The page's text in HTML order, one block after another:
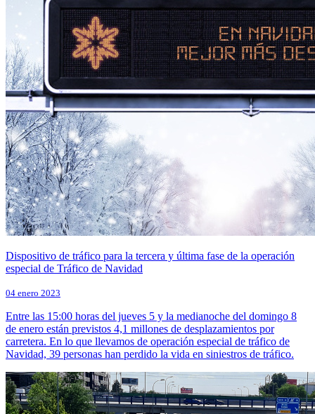
Dispositivo de tráfico para la tercera y última fase de la operación
especial de Tráfico de Navidad
04 enero 2023
Entre las 15:00 horas del jueves 5 y la medianoche del domingo 8
de enero están previstos 4,1 millones de desplazamientos por
carretera. En lo que llevamos de operación especial de tráfico de
Navidad, 39 personas han perdido la vida en siniestros de tráfico.